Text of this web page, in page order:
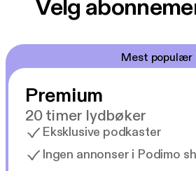
Velg
Mest populær
Premium
20 timer lydbøker
Eksklusive podkaster
Ingen annonser i Podimo